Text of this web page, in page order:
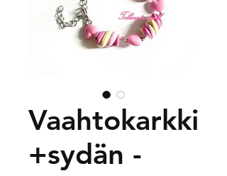
Vaahtokarkki
+sydän -